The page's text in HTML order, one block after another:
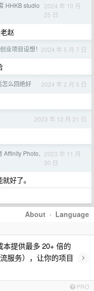
HHKB studio
2024 年 10 月
25 日
赵
业项目设想！ 2024 年 5 月 7 日
怎么回绝好 2024 年 2 月 5 日
2023 年 12 月 21 日
Affinity Photo, 2023 年 11 月
30 日
好了。
About · Language
提供最多 20+ 倍的
服务），让你的项目
›
PRO